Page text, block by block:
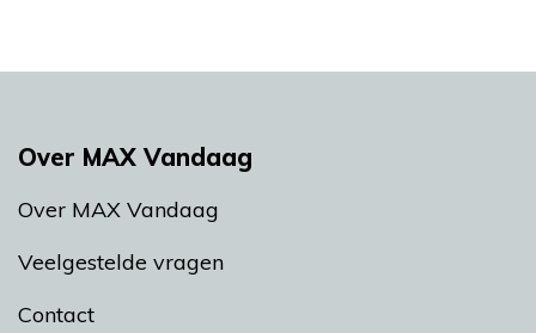
Over MAX Vandaag
Over MAX Vandaag
Veelgestelde vragen
Contact